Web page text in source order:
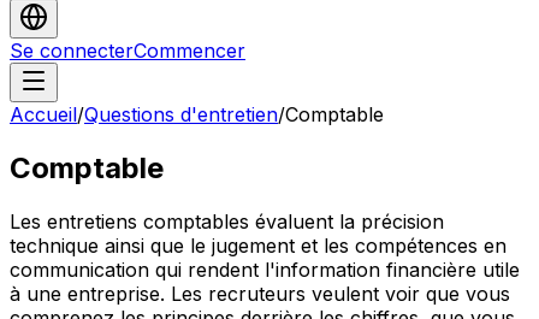
Se connecterCommencer
Accueil/Questions d'entretien/Comptable
Comptable
Les entretiens comptables évaluent la précision
technique ainsi que le jugement et les compétences en
communication qui rendent l'information financière utile
à une entreprise. Les recruteurs veulent voir que vous